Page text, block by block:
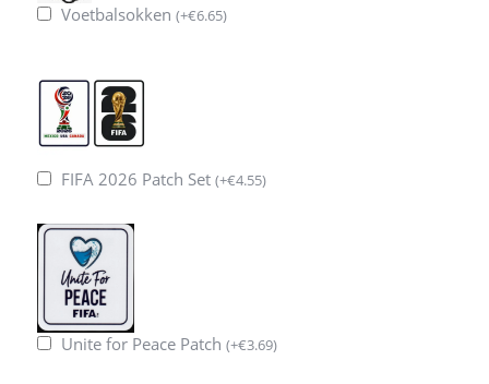
Voetbalsokken (+€6.65)
FIFA 2026 Patch Set (+€4.55)
Unite for Peace Patch (+€3.69)